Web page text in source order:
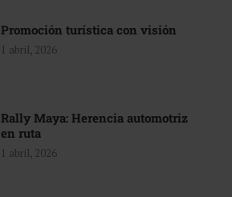
Promoción turística con visión
1 abril, 2026
Rally Maya: Herencia automotriz
en ruta
1 abril, 2026